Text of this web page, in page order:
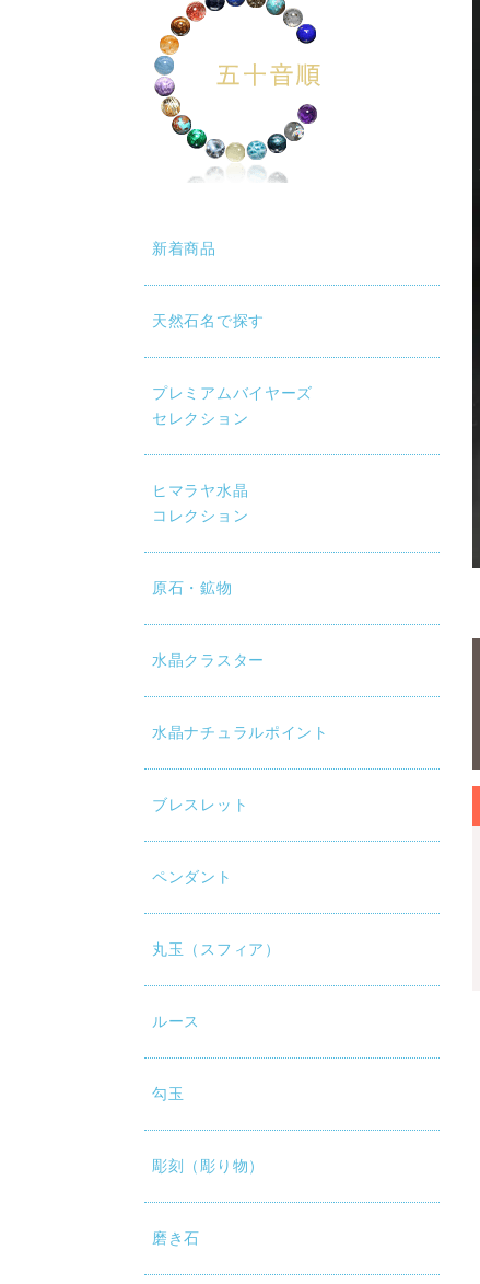
新着商品
天然石名で探す
プレミアムバイヤーズ
セレクション
ヒマラヤ水晶
コレクション
原石・鉱物
水晶クラスター
水晶ナチュラルポイント
ブレスレット
ペンダント
丸玉（スフィア）
ルース
勾玉
彫刻（彫り物）
磨き石